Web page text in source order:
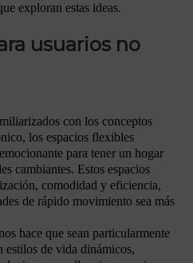
exploran estas ideas.
usuarios no
con los conceptos
los espacios flexibles
para tener un hogar
cambiantes. Estos espacios
comodidad y eficiencia,
de rápido movimiento sea más
hace que sean particularmente
estilos de vida dinámicos,